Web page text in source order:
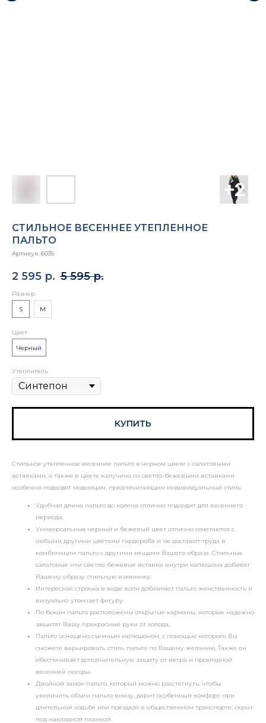
СТИЛЬНОЕ ВЕСЕННЕЕ УТЕПЛЕННОЕ
ПАЛЬТО
Артикул: 6035
2 595 р. 5 595 р.
Размер
S
M
Цвет
Черный
Утеплитель
КУПИТЬ
Стильное утепленное весеннее пальто в черном цвете с салатовыми
вставками, а также в цвете капучино со светло-бежевыми вставками
особенно подходят модницам, предпочитающим индивидуальный стиль.
Удобная длина пальто до колена отлично подходит для весеннего
периода.
Универсальные черный и бежевый цвет отлично сочетаются с
любыми другими цветами гардероба и не доставит труда в
комбинации пальто с другими вещами Вашего образа. Стильные
салатовые или светло-бежевые вставки внутри капюшона добавят
Вашему образу стильную изюминку.
Интересная строчка в виде волн добавляет пальто женственность и
визуально утончает фигуру.
По бокам пальто расположены открытые карманы, которые надежно
защитят Вашу прекрасные руки от холода.
Пальто оснащено съемным капюшоном, с помощью которого Вы
сможете варьировать стиль пальто по Вашему желанию. Также он
обеспечивает дополнительную защиту от ветра и прохладной
весенней погоды.
Двойной замок пальто, который можно расстегнуть, чтобы
увеличить объем пальто внизу, дарит особенный комфорт при
длительной ходьбе или поездках в общественном транспорте, скрыт
под накладной планкой.